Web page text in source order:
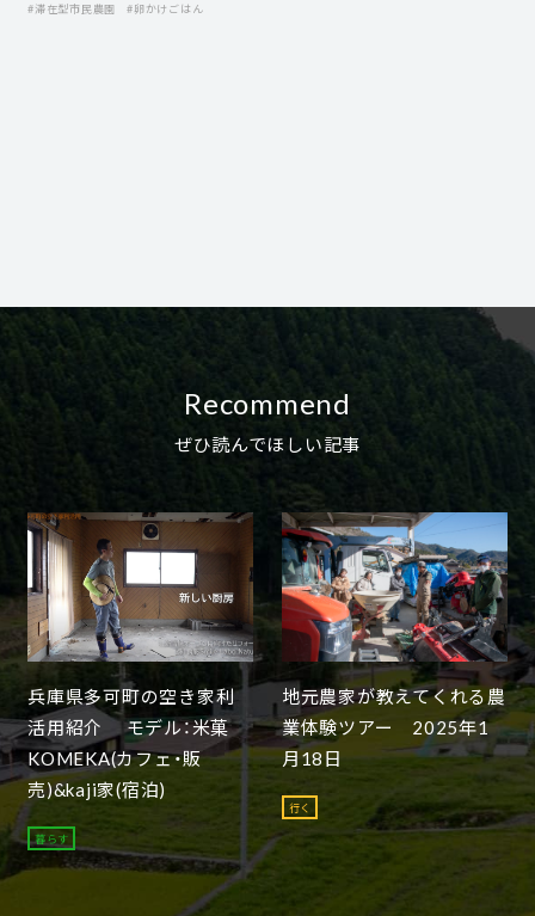
#滞在型市民農園
#卵かけごはん
Recommend
ぜひ読んでほしい記事
兵庫県多可町の空き家利
活用紹介 モデル：米菓
KOMEKA(カフェ・販
売)&kaji家(宿泊)
暮らす
地元農家が教えてくれる農
業体験ツアー 2025年1
月18日
行く